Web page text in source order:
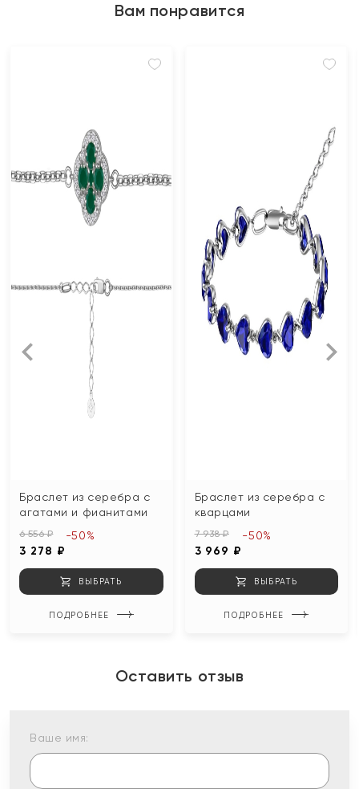
Вам понравится
Браслет из серебра с
агатами и фианитами
6 556 ₽
3 278 ₽
-50%
ВЫБРАТЬ
ПОДРОБНЕЕ
Браслет из серебра с
кварцами
7 938 ₽
3 969 ₽
-50%
ВЫБРАТЬ
ПОДРОБНЕЕ
Оставить отзыв
Ваше имя: